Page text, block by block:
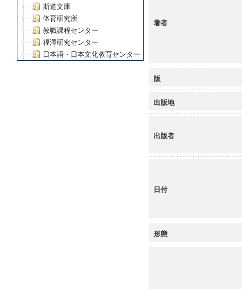
斯道文庫
体育研究所
教職課程センター
福澤研究センター
日本語・日本文化教育センター
デジタルメディア・コンテンツ統合研究センター
グローバルリサーチインスティテュート
慶應義塾大学グローバルCOEプログラム市民社会ガバナンス教
博士課程教育リーディングプログラム「超成熟社会発展のサイ
著者
版
出版地
出版者
日付
形態